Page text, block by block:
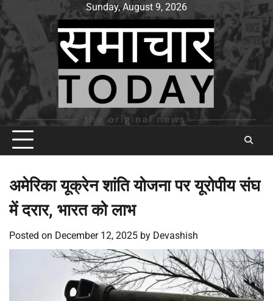
Skip
to
content
Sunday, August 9, 2026
अमेरिका यूक्रेन शांति योजना पर यूरोपीय संघ
में दरार, भारत को लाभ
Posted on December 12, 2025 by Devashish